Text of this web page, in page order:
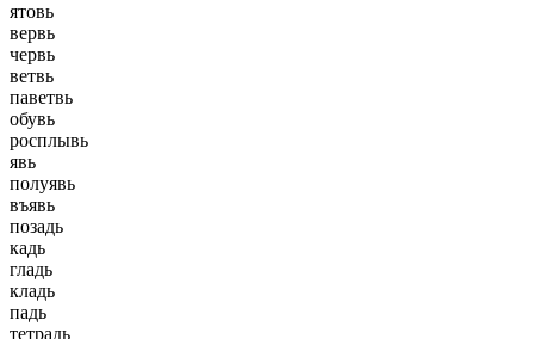
ятовь
вервь
червь
ветвь
паветвь
обувь
росплывь
явь
полуявь
въявь
позадь
кадь
гладь
кладь
падь
тетрадь